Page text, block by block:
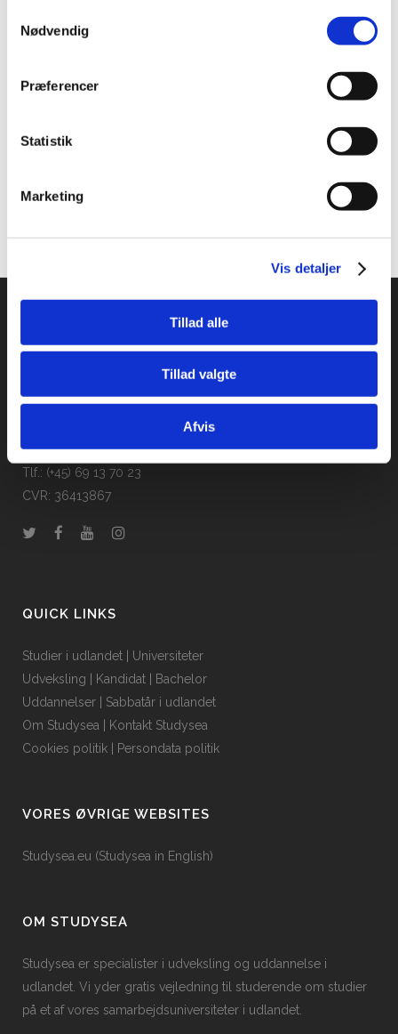
Nødvendig
Præferencer
Statistik
Marketing
Vis detaljer
Tillad alle
Tillad valgte
Afvis
Law
Fold sektionerne ud forneden for at læse mere om dine
Promenadebyen 34
Email: info@studysea.dk
Tlf.: (+45) 69 13 70 23
CVR: 36413867
QUICK LINKS
Studier i udlandet
Universiteter
Udveksling
Kandidat
Bachelor
Uddannelser
Sabbatår i udlandet
Om Studysea
Kontakt Studysea
Cookies politik
Persondata politik
VORES ØVRIGE WEBSITES
Studysea.eu (Studysea in English)
OM STUDYSEA
Studysea er specialister i udveksling og uddannelse i
udlandet. Vi yder gratis vejledning til studerende om studier
på et af vores samarbejdsuniversiteter i udlandet.